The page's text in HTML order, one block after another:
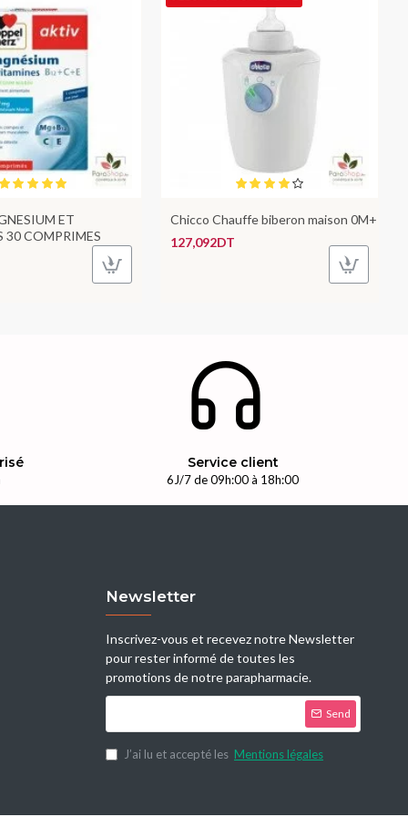
ET
30 COMPRIMES
Chicco Chauffe biberon maison 0M+
127,092DT
Service client
6J/7 de 09h:00 à 18h:00
Newsletter
Inscrivez-vous et recevez notre Newsletter
pour rester informé de toutes les
promotions de notre parapharmacie.
Send
J’ai lu et accepté les Mentions légales